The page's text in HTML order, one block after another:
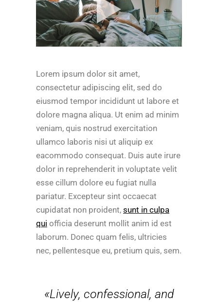
Lorem ipsum dolor sit amet,
consectetur adipiscing elit, sed do
eiusmod tempor incididunt ut labore et
dolore magna aliqua. Ut enim ad minim
veniam, quis nostrud exercitation
ullamco laboris nisi ut aliquip ex
eacommodo consequat. Duis aute irure
dolor in reprehenderit in voluptate velit
esse cillum dolore eu fugiat nulla
pariatur. Excepteur sint occaecat
cupidatat non proident, sunt in culpa
qui officia deserunt mollit anim id est
laborum. Donec quam felis, ultricies
nec, pellentesque eu, pretium quis, sem.
«Lively, confessional, and